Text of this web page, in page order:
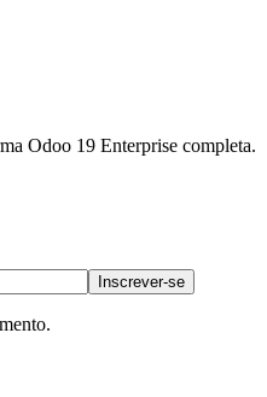
Odoo 19 Enterprise completa.
Inscrever-se